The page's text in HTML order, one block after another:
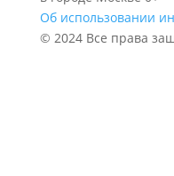
Об использовании
© 2024 Все права